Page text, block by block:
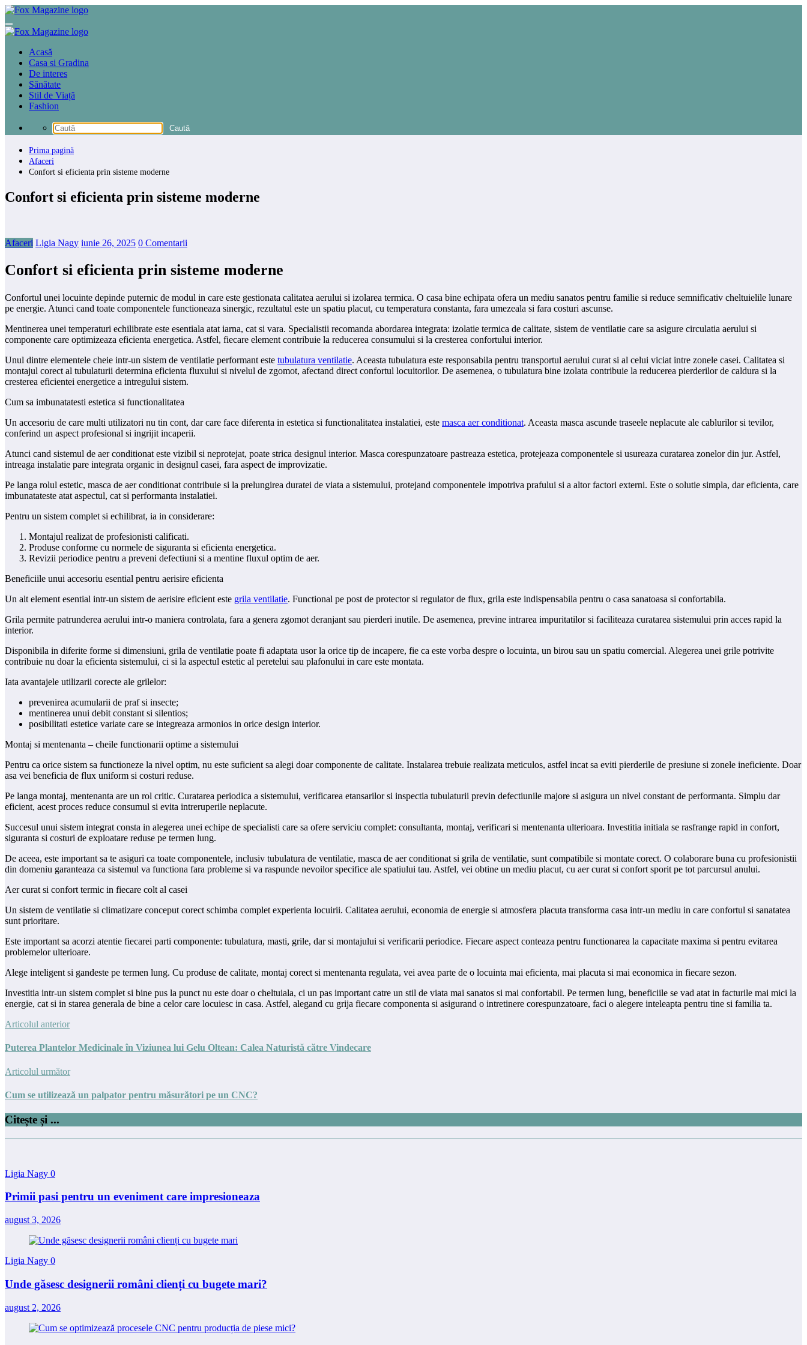
Sari
conținut
Acasă
Casa si Gradina
De interes
Sănătate
Stil de Viață
Fashion
Prima pagină
Afaceri
Confort si eficienta prin sisteme moderne
Confort si eficienta prin sisteme moderne
Afaceri Ligia Nagy iunie 26, 2025 0 Comentarii
Confort si eficienta prin sisteme moderne
Confortul unei locuinte depinde puternic de modul in care este gestionata calitatea aerului si izolarea termica. O casa bine echipata ofera un mediu sanatos pentru familie si reduce semnificativ cheltuielile lunare
pe energie. Atunci cand toate componentele functioneaza sinergic, rezultatul este un spatiu placut, cu temperatura constanta, fara umezeala si fara costuri ascunse.
Mentinerea unei temperaturi echilibrate este esentiala atat iarna, cat si vara. Specialistii recomanda abordarea integrata: izolatie termica de calitate, sistem de ventilatie care sa asigure circulatia aerului si
componente care optimizeaza eficienta energetica. Astfel, fiecare element contribuie la reducerea consumului si la cresterea confortului interior.
Unul dintre elementele cheie intr-un sistem de ventilatie performant este tubulatura ventilatie. Aceasta tubulatura este responsabila pentru transportul aerului curat si al celui viciat intre zonele casei. Calitatea si
montajul corect al tubulaturii determina eficienta fluxului si nivelul de zgomot, afectand direct confortul locuitorilor. De asemenea, o tubulatura bine izolata contribuie la reducerea pierderilor de caldura si la
cresterea eficientei energetice a intregului sistem.
Cum sa imbunatatesti estetica si functionalitatea
Un accesoriu de care multi utilizatori nu tin cont, dar care face diferenta in estetica si functionalitatea instalatiei, este masca aer conditionat. Aceasta masca ascunde traseele neplacute ale cablurilor si tevilor,
conferind un aspect profesional si ingrijit incaperii.
Atunci cand sistemul de aer conditionat este vizibil si neprotejat, poate strica designul interior. Masca corespunzatoare pastreaza estetica, protejeaza componentele si usureaza curatarea zonelor din jur. Astfel,
intreaga instalatie pare integrata organic in designul casei, fara aspect de improvizatie.
Pe langa rolul estetic, masca de aer conditionat contribuie si la prelungirea duratei de viata a sistemului, protejand componentele impotriva prafului si a altor factori externi. Este o solutie simpla, dar eficienta, care
imbunatateste atat aspectul, cat si performanta instalatiei.
Pentru un sistem complet si echilibrat, ia in considerare:
Montajul realizat de profesionisti calificati.
Produse conforme cu normele de siguranta si eficienta energetica.
Revizii periodice pentru a preveni defectiuni si a mentine fluxul optim de aer.
Beneficiile unui accesoriu esential pentru aerisire eficienta
Un alt element esential intr-un sistem de aerisire eficient este grila ventilatie. Functional pe post de protector si regulator de flux, grila este indispensabila pentru o casa sanatoasa si confortabila.
Grila permite patrunderea aerului intr-o maniera controlata, fara a genera zgomot deranjant sau pierderi inutile. De asemenea, previne intrarea impuritatilor si faciliteaza curatarea sistemului prin acces rapid la
interior.
Disponibila in diferite forme si dimensiuni, grila de ventilatie poate fi adaptata usor la orice tip de incapere, fie ca este vorba despre o locuinta, un birou sau un spatiu comercial. Alegerea unei grile potrivite
contribuie nu doar la eficienta sistemului, ci si la aspectul estetic al peretelui sau plafonului in care este montata.
Iata avantajele utilizarii corecte ale grilelor:
prevenirea acumularii de praf si insecte;
mentinerea unui debit constant si silentios;
posibilitati estetice variate care se integreaza armonios in orice design interior.
Montaj si mentenanta – cheile functionarii optime a sistemului
Pentru ca orice sistem sa functioneze la nivel optim, nu este suficient sa alegi doar componente de calitate. Instalarea trebuie realizata meticulos, astfel incat sa eviti pierderile de presiune si zonele ineficiente. Doar
asa vei beneficia de flux uniform si costuri reduse.
Pe langa montaj, mentenanta are un rol critic. Curatarea periodica a sistemului, verificarea etansarilor si inspectia tubulaturii previn defectiunile majore si asigura un nivel constant de performanta. Simplu dar
eficient, acest proces reduce consumul si evita intreruperile neplacute.
Succesul unui sistem integrat consta in alegerea unei echipe de specialisti care sa ofere serviciu complet: consultanta, montaj, verificari si mentenanta ulterioara. Investitia initiala se rasfrange rapid in confort,
siguranta si costuri de exploatare reduse pe termen lung.
De aceea, este important sa te asiguri ca toate componentele, inclusiv tubulatura de ventilatie, masca de aer conditionat si grila de ventilatie, sunt compatibile si montate corect. O colaborare buna cu profesionistii
din domeniu garanteaza ca sistemul va functiona fara probleme si va raspunde nevoilor specifice ale spatiului tau. Astfel, vei obtine un mediu placut, cu aer curat si confort sporit pe tot parcursul anului.
Aer curat si confort termic in fiecare colt al casei
Un sistem de ventilatie si climatizare conceput corect schimba complet experienta locuirii. Calitatea aerului, economia de energie si atmosfera placuta transforma casa intr-un mediu in care confortul si sanatatea
sunt prioritare.
Este important sa acorzi atentie fiecarei parti componente: tubulatura, masti, grile, dar si montajului si verificarii periodice. Fiecare aspect conteaza pentru functionarea la capacitate maxima si pentru evitarea
problemelor ulterioare.
Alege inteligent si gandeste pe termen lung. Cu produse de calitate, montaj corect si mentenanta regulata, vei avea parte de o locuinta mai eficienta, mai placuta si mai economica in fiecare sezon.
Investitia intr-un sistem complet si bine pus la punct nu este doar o cheltuiala, ci un pas important catre un stil de viata mai sanatos si mai confortabil. Pe termen lung, beneficiile se vad atat in facturile mai mici la
energie, cat si in starea generala de bine a celor care locuiesc in casa. Astfel, alegand cu grija fiecare componenta si asigurand o intretinere corespunzatoare, faci o alegere inteleapta pentru tine si familia ta.
Articolul anterior
Puterea Plantelor Medicinale în Viziunea lui Gelu Oltean: Calea Naturistă către Vindecare
Articolul următor
Cum se utilizează un palpator pentru măsurători pe un CNC?
Citește și ...
Ligia Nagy 0
Primii pasi pentru un eveniment care impresioneaza
august 3, 2026
Ligia Nagy 0
Unde găsesc designerii români clienți cu bugete mari?
august 2, 2026